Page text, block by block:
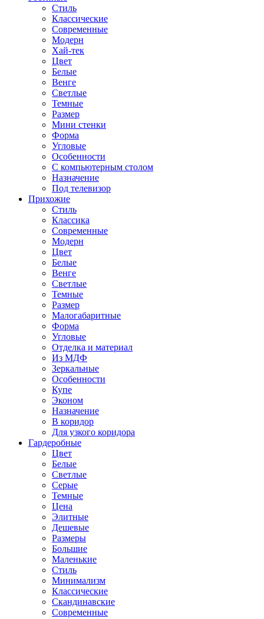
Стиль
Классические
Современные
Модерн
Хай-тек
Цвет
Белые
Венге
Светлые
Темные
Размер
Мини стенки
Форма
Угловые
Особенности
С компьютерным столом
Назначение
Под телевизор
Прихожие
Стиль
Классика
Современные
Модерн
Цвет
Белые
Венге
Светлые
Темные
Размер
Малогабаритные
Форма
Угловые
Отделка и материал
Из МДФ
Зеркальные
Особенности
Купе
Эконом
Назначение
В коридор
Для узкого коридора
Гардеробные
Цвет
Белые
Светлые
Серые
Темные
Цена
Элитные
Дешевые
Размеры
Большие
Маленькие
Стиль
Минимализм
Классические
Скандинавские
Современные